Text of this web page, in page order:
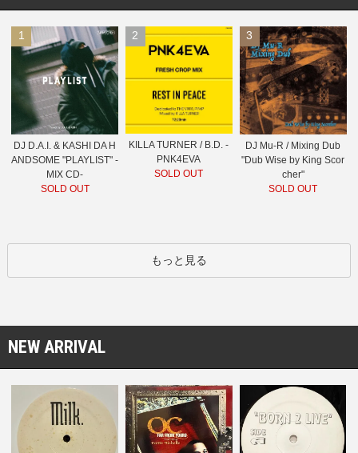
1
DJ D.A.I. & KASHI DA H
ANDSOME "PLAYLIST" -
MIX CD-
SOLD OUT
2
KILLA TURNER / B.D. -
PNK4EVA
SOLD OUT
3
DJ Mu-R / Mixing Dub
"Dub Wise by King Scor
cher"
SOLD OUT
もっと見る
NEW ARRIVAL